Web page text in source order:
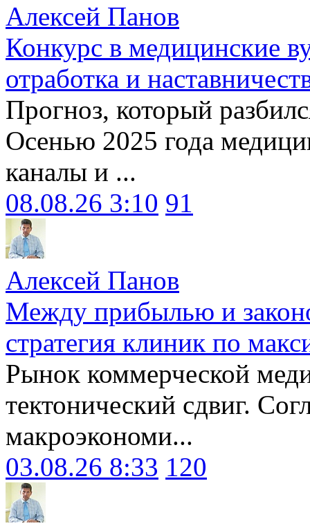
Алексей Панов
Конкурс в медицинские
отработка и
Прогноз, который
Осенью 2025 года
каналы и ...
08.08.26 3:10 91
Алексей Панов
Между прибылью и
стратегия клиник по
Рынок коммерческой
тектонический сдвиг.
макроэкономи...
03.08.26 8:33 120